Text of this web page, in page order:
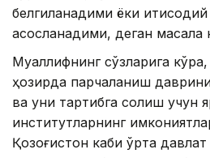
белгиланадими ёки
асосланадими, деган масала
Муаллифнинг сўзларига кўра,
ҳозирда парчаланиш
ва уни тартибга солиш учун
институтларнинг
Қозоғистон каби ўрта давлат